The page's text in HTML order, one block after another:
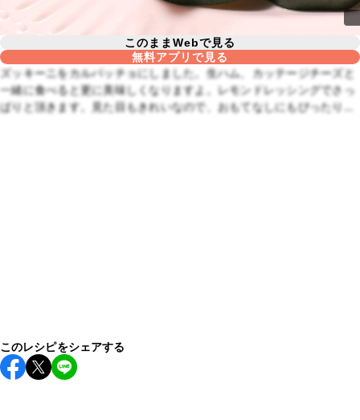
このままWebで見る
無料アプリで見る
ズッキーニをカルパッチョにしました。生ハム、カッテージチーズと
一緒に食べると更に美味しくなりますよ。レモンドレッシングでさっ
ぱりと頂きます。見た目もきれいなので、おもてなしにもぴったりで
このレシピをシェアする